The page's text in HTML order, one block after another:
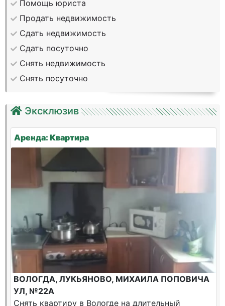
Помощь юриста
Продать недвижимость
Сдать недвижимость
Сдать посуточно
Снять недвижимость
Снять посуточно
Эксклюзив
Аренда: Квартира
ВОЛОГДА, ЛУКЬЯНОВО, МИХАИЛА ПОПОВИЧА
УЛ, №22А
Снять квартиру в Вологде на длительный